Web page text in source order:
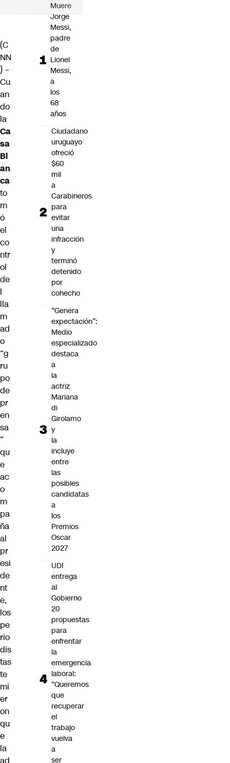
(C
NN
) –
Cu
an
do
la
Ca
sa
Bl
an
ca
to
m
ó
el
co
ntr
ol
de
l
lla
m
ad
o
“g
ru
po
de
pr
en
sa
”
qu
e
ac
o
m
pa
ña
al
pr
esi
de
nt
e,
los
pe
rio
dis
tas
te
mi
er
on
qu
e
la
ad
Muere
Jorge
Messi,
padre
de
Lionel
Messi,
a
los
68
años
Ciudadano
uruguayo
ofreció
$60
mil
a
Carabineros
para
evitar
una
infracción
y
terminó
detenido
por
cohecho
“Genera
expectación”:
Medio
especializado
destaca
a
la
actriz
Mariana
di
Girolamo
y
la
incluye
entre
las
posibles
candidatas
a
los
Premios
Oscar
2027
UDI
entrega
al
Gobierno
20
propuestas
para
enfrentar
la
emergencia
laboral:
“Queremos
que
recuperar
el
trabajo
vuelva
a
ser